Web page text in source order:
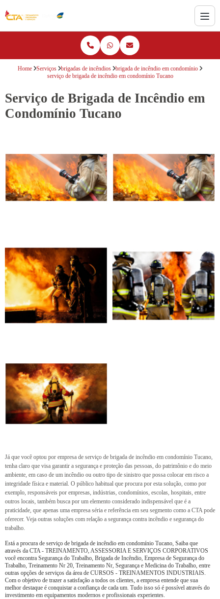
Home Serviços brigadas de incêndios
brigada de incêndio em condomínio
serviço de brigada de incêndio em condomínio Tucano
Serviço de Brigada de Incêndio em
Condomínio Tucano
Já que você optou por empresa de serviço de brigada de incêndio em condomínio Tucano,
tenha claro que visa garantir a segurança e proteção das pessoas, do patrimônio e do meio
ambiente, em caso de um incêndio ou outro tipo de sinistro que possa colocar em risco a
integridade física e material. O público habitual que procura por esta solução, como por
exemplo, responsáveis por empresas, indústrias, condomínios, escolas, hospitais, entre
outros locais, também busca por um elemento considerado indispensável que é a
praticidade, que apenas uma empresa séria e referência em seu segmento como a CTA pode
oferecer. Veja outras soluções com relação a segurança contra incêndio e segurança do
trabalho.
Está a procura de serviço de brigada de incêndio em condomínio Tucano, Saiba que
através da CTA - TREINAMENTO, ASSESSORIA E SERVIÇOS CORPORATIVOS
você encontra Segurança do Trabalho, Brigada de Incêndio, Empresa de Segurança do
Trabalho, Treinamento Nr 20, Treinamento Nr, Segurança e Medicina do Trabalho, entre
outras opções de serviços da área de CURSOS - TREINAMENTOS INDUSTRIAIS.
Com o objetivo de trazer a satisfação a todos os clientes, a empresa entende que sua
melhor destaque é conquistar a confiança de cada um. Tudo isso só é possível através do
investimento em equipamentos modernos e profissionais experientes.